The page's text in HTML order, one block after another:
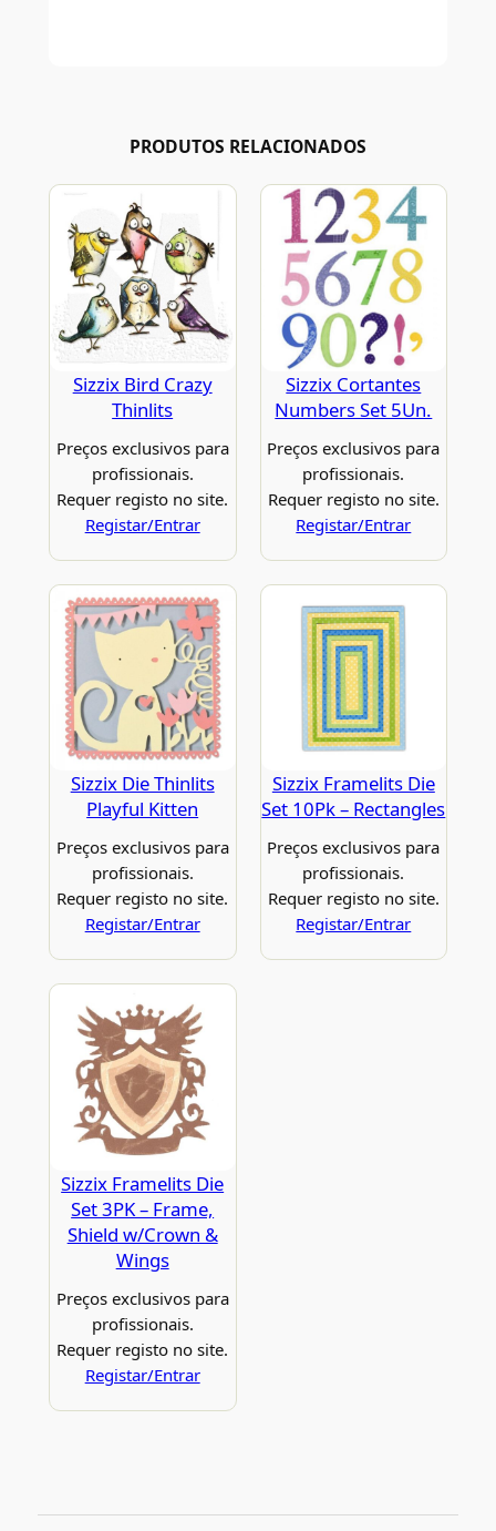
PRODUTOS RELACIONADOS
Sizzix Bird Crazy
Thinlits
Preços exclusivos para
profissionais.
Requer registo no site.
Registar/Entrar
Sizzix Cortantes
Numbers Set 5Un.
Preços exclusivos para
profissionais.
Requer registo no site.
Registar/Entrar
Sizzix Die Thinlits
Playful Kitten
Preços exclusivos para
profissionais.
Requer registo no site.
Registar/Entrar
Sizzix Framelits Die
Set 10Pk – Rectangles
Preços exclusivos para
profissionais.
Requer registo no site.
Registar/Entrar
Sizzix Framelits Die
Set 3PK – Frame,
Shield w/Crown &
Wings
Preços exclusivos para
profissionais.
Requer registo no site.
Registar/Entrar